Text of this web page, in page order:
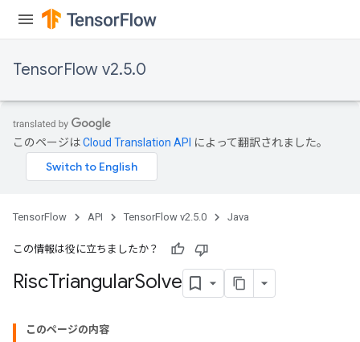
TensorFlow v2.5.0
このページはCloud Translation API によって翻訳されました。
TensorFlow API TensorFlow v2.5.0 Java
この情報は役に立ちましたか？
RiscTriangularSolve
このページの内容